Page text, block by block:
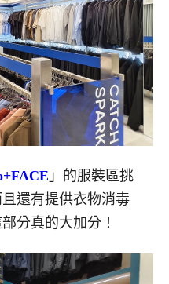
」的服裝區挑
還有提供衣物消毒
分真的大加分！